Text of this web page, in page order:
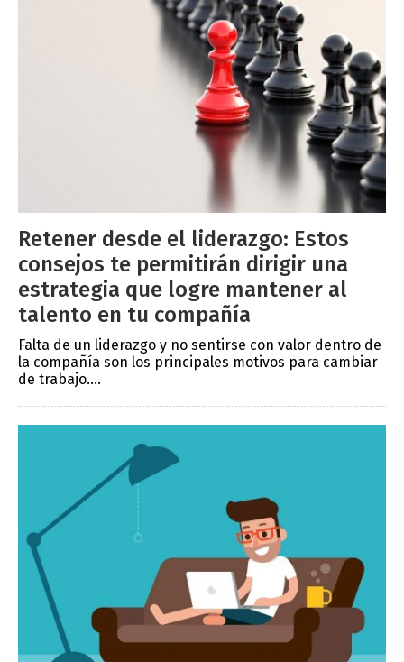
Retener desde el liderazgo: Estos
consejos te permitirán dirigir una
estrategia que logre mantener al
talento en tu compañía
Falta de un liderazgo y no sentirse con valor dentro de
la compañía son los principales motivos para cambiar
de trabajo....